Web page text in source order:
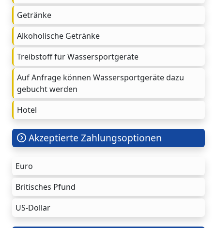
Getränke
Alkoholische Getränke
Treibstoff für Wassersportgeräte
Auf Anfrage können Wassersportgeräte dazu
gebucht werden
Hotel
Akzeptierte Zahlungsoptionen
Euro
Britisches Pfund
US-Dollar